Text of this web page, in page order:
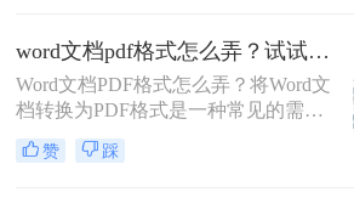
跨平台、保持原格式的特性而受到欢
迎。那么，电脑word如何转化为pdf格
式呢？本文将为您提供一个详尽的教
程。
word文档pdf格式怎么弄？试试这3个简单的方法！
Word文档PDF格式怎么弄？将Word文
档转换为PDF格式是一种常见的需
求，因为PDF文件具有跨平台、保持
原格式等优点。以下是三种将Word文
赞 踩